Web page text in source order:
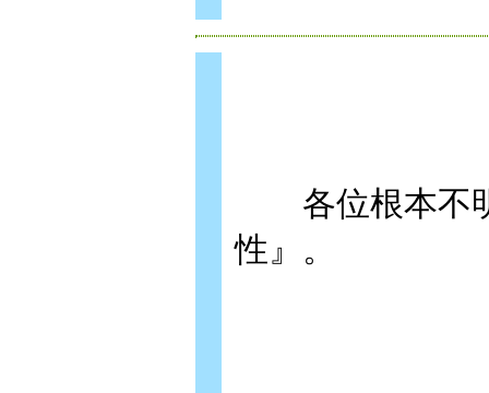
各位根本不明
性』。